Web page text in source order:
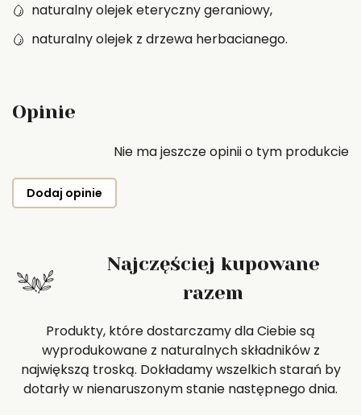
naturalny olejek eteryczny geraniowy,
naturalny olejek z drzewa herbacianego.
Opinie
Nie ma jeszcze opinii o tym produkcie
Dodaj opinie
Najczęściej kupowane
razem
Produkty, które dostarczamy dla Ciebie są
wyprodukowane z naturalnych składników z
największą troską. Dokładamy wszelkich starań by
dotarły w nienaruszonym stanie następnego dnia.